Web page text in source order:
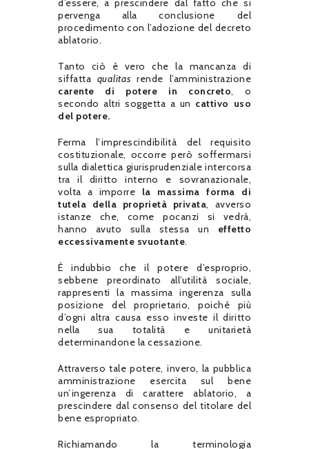
d’essere, a prescindere dal fatto che si
pervenga alla conclusione del
procedimento con l’adozione del decreto
ablatorio.
Tanto ciò è vero che la mancanza di
siffatta qualitas rende l’amministrazione
carente di potere in concreto, o
secondo altri soggetta a un cattivo uso
del potere.
Ferma l’imprescindibilità del requisito
costituzionale, occorre però soffermarsi
sulla dialettica giurisprudenziale intercorsa
tra il diritto interno e sovranazionale,
volta a imporre la massima forma di
tutela della proprietà privata, avverso
istanze che, come pocanzi si vedrà,
hanno avuto sulla stessa un effetto
eccessivamente svuotante.
È indubbio che il potere d’esproprio,
sebbene preordinato all’utilità sociale,
rappresenti la massima ingerenza sulla
posizione del proprietario, poiché più
d’ogni altra causa esso investe il diritto
nella sua totalità e unitarietà
determinandone la cessazione.
Attraverso tale potere, invero, la pubblica
amministrazione esercita sul bene
un’ingerenza di carattere ablatorio, a
prescindere dal consenso del titolare del
bene espropriato.
Richiamando la terminologia